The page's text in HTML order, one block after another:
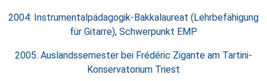
2004: Instrumentalpädagogik-Bakkalaureat (Lehrbefähigung
für Gitarre), Schwerpunkt EMP
2005: Auslandssemester bei Frédéric Zigante am Tartini-
Konservatorium Triest